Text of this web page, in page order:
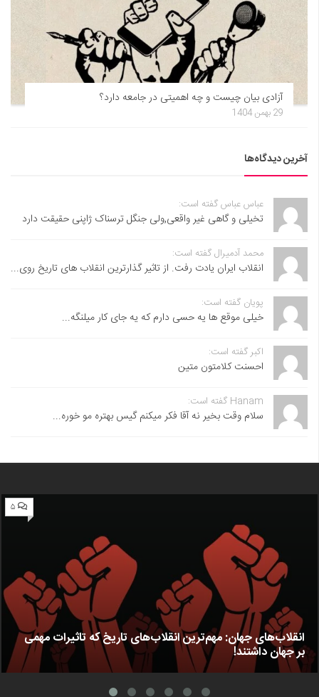
آزادی بیان چیست و چه اهمیتی در جامعه دارد؟
29 بهمن 1404
آخرین دیدگاه‌ها
عباس عباس گفته است:
تخیلی و گاهی غیر واقعی,ولی جنگل ترسناک ژاپنی حقیقت دارد
محمد آدمیرال گفته است:
انقلاب ایران یادت رفت. از تاثیر گذارترین انقلاب های تاریخ روی...
پویان گفته است:
خیلی موقع ها یه حسی دارم که یه جای کار میلنگه...
اکبر گفته است:
احسنت ‌کلامتون متین
Hanam گفته است:
سلام وقت بخیر نه آقا فکر میکنم گیس بهتره مو خوره...
۵
انقلاب‌های جهان: مهم‌ترین انقلاب‌های تاریخ که تاثیرات مهمی
بر جهان داشتند!